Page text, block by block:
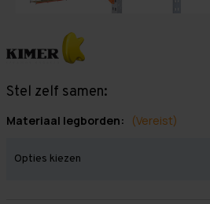
Stel zelf samen:
Materiaal legborden: (Vereist)